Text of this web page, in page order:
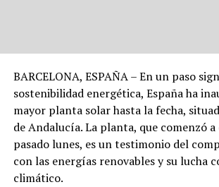
BARCELONA, ESPAÑA – En un paso
sostenibilidad energética, España ha
mayor planta solar hasta la fecha,
de Andalucía. La planta, que comenzó
pasado lunes, es un testimonio del
con las energías renovables y su lucha
climático.